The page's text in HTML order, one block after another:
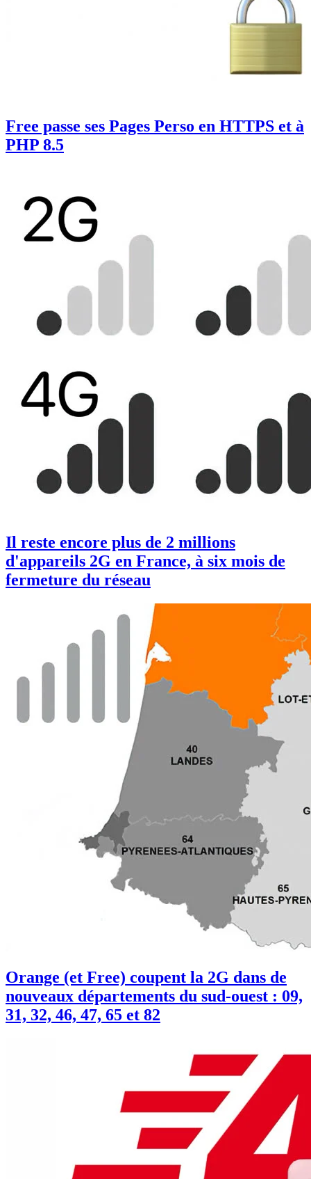
Free passe ses Pages Perso en HTTPS et à
PHP 8.5
Il reste encore plus de 2 millions
d'appareils 2G en France, à six mois de
fermeture du réseau
Orange (et Free) coupent la 2G dans de
nouveaux départements du sud-ouest : 09,
31, 32, 46, 47, 65 et 82